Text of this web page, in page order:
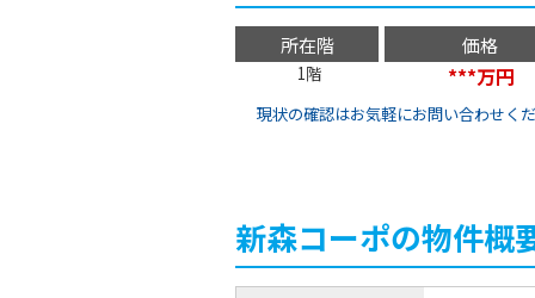
所在階 価格
1階 ***万円
現状の確認はお気軽にお問い合わせく
新森コーポの物件概